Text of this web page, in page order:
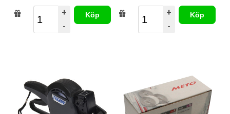
+
-
Köp
+
-
Köp